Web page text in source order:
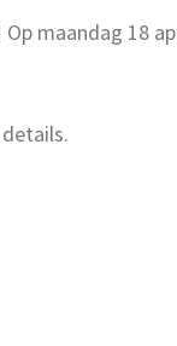
maandag 18